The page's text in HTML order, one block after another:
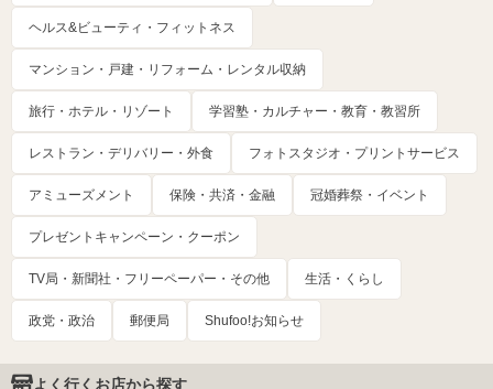
ヘルス&ビューティ・フィットネス
マンション・戸建・リフォーム・レンタル収納
旅行・ホテル・リゾート 学習塾・カルチャー・教育・教習所
レストラン・デリバリー・外食 フォトスタジオ・プリントサービス
アミューズメント 保険・共済・金融 冠婚葬祭・イベント
プレゼントキャンペーン・クーポン
TV局・新聞社・フリーペーパー・その他 生活・くらし
政党・政治 郵便局 Shufoo!お知らせ
よく行くお店から探す